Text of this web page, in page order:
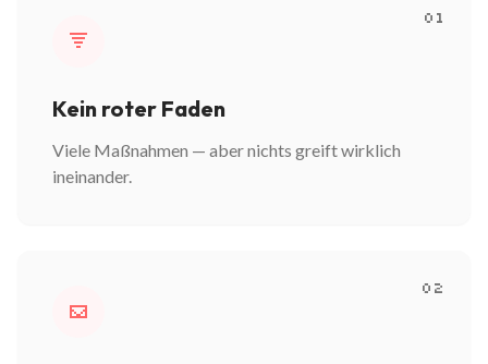
01
Kein roter Faden
Viele Maßnahmen — aber nichts greift wirklich
ineinander.
02